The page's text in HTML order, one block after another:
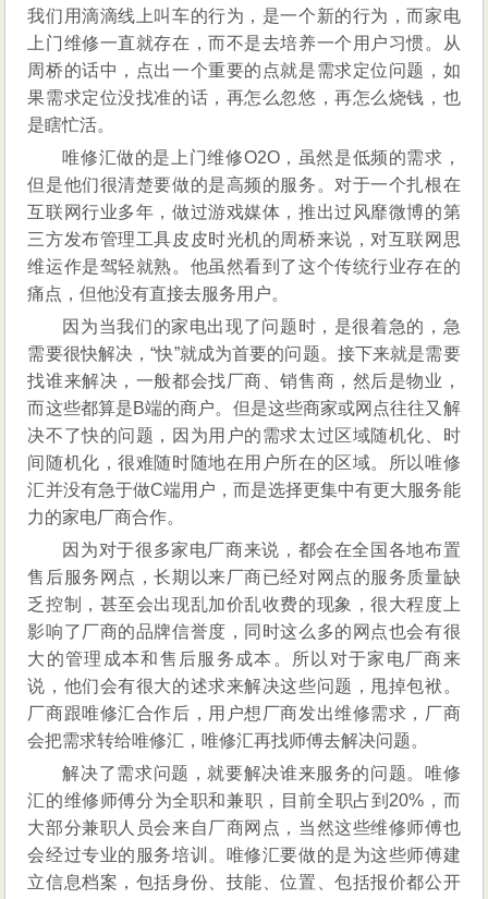
我们用滴滴线上叫车的行为，是一个新的行为，而家电
上门维修一直就存在，而不是去培养一个用户习惯。从
周桥的话中，点出一个重要的点就是需求定位问题，如
果需求定位没找准的话，再怎么忽悠，再怎么烧钱，也
是瞎忙活。
唯修汇做的是上门维修O2O，虽然是低频的需求，
但是他们很清楚要做的是高频的服务。对于一个扎根在
互联网行业多年，做过游戏媒体，推出过风靡微博的第
三方发布管理工具皮皮时光机的周桥来说，对互联网思
维运作是驾轻就熟。他虽然看到了这个传统行业存在的
痛点，但他没有直接去服务用户。
因为当我们的家电出现了问题时，是很着急的，急
需要很快解决，“快”就成为首要的问题。接下来就是需要
找谁来解决，一般都会找厂商、销售商，然后是物业，
而这些都算是B端的商户。但是这些商家或网点往往又解
决不了快的问题，因为用户的需求太过区域随机化、时
间随机化，很难随时随地在用户所在的区域。所以唯修
汇并没有急于做C端用户，而是选择更集中有更大服务能
力的家电厂商合作。
因为对于很多家电厂商来说，都会在全国各地布置
售后服务网点，长期以来厂商已经对网点的服务质量缺
乏控制，甚至会出现乱加价乱收费的现象，很大程度上
影响了厂商的品牌信誉度，同时这么多的网点也会有很
大的管理成本和售后服务成本。所以对于家电厂商来
说，他们会有很大的述求来解决这些问题，甩掉包袱。
厂商跟唯修汇合作后，用户想厂商发出维修需求，厂商
会把需求转给唯修汇，唯修汇再找师傅去解决问题。
解决了需求问题，就要解决谁来服务的问题。唯修
汇的维修师傅分为全职和兼职，目前全职占到20%，而
大部分兼职人员会来自厂商网点，当然这些维修师傅也
会经过专业的服务培训。唯修汇要做的是为这些师傅建
立信息档案，包括身份、技能、位置、包括报价都公开